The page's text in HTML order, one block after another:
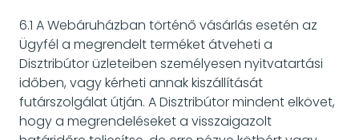
6.1 A Webáruházban történő vásárlás esetén az
Ügyfél a megrendelt terméket átveheti a
Disztribútor üzleteiben személyesen nyitvatartási
időben, vagy kérheti annak kiszállítását
futárszolgálat útján. A Disztribútor mindent elkövet,
hogy a megrendeléseket a visszaigazolt